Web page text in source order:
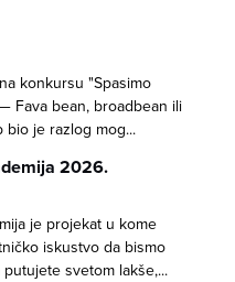
konkursu "Spasimo
Fava bean, broadbean ili
bio je razlog mog...
2026.
je projekat u kome
iskustvo da bismo
svetom lakše,...